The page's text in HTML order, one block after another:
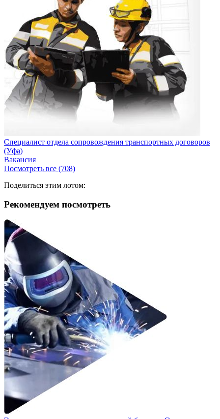
Специалист отдела сопровождения транспортных договоров
(Уфа)
Вакансия
Посмотреть все (708)
Поделиться этим лотом:
Рекомендуем посмотреть